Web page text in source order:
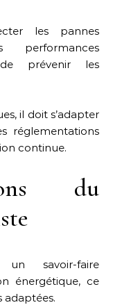
les pannes
performances
prévenir les
il doit s’adapter
réglementations
continue.
du
un savoir-faire
énergétique, ce
adaptées.